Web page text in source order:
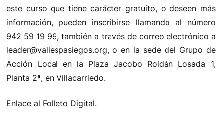
este curso que tiene carácter gratuito, o deseen más
información, pueden inscribirse llamando al número
942 59 19 99, también a través de correo electrónico a
leader@vallespasiegos.org, o en la sede del Grupo de
Acción Local en la Plaza Jacobo Roldán Losada 1,
Planta 2ª, en Villacarriedo.
Enlace al Folleto Digital.